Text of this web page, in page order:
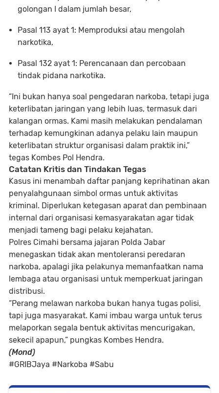
golongan I dalam jumlah besar,
Pasal 113 ayat 1: Memproduksi atau mengolah
narkotika,
Pasal 132 ayat 1: Perencanaan dan percobaan
tindak pidana narkotika.
“Ini bukan hanya soal pengedaran narkoba, tetapi juga
keterlibatan jaringan yang lebih luas, termasuk dari
kalangan ormas. Kami masih melakukan pendalaman
terhadap kemungkinan adanya pelaku lain maupun
keterlibatan struktur organisasi dalam praktik ini,”
tegas Kombes Pol Hendra.
Catatan Kritis dan Tindakan Tegas
Kasus ini menambah daftar panjang keprihatinan akan
penyalahgunaan simbol ormas untuk aktivitas
kriminal. Diperlukan ketegasan aparat dan pembinaan
internal dari organisasi kemasyarakatan agar tidak
menjadi tameng bagi pelaku kejahatan.
Polres Cimahi bersama jajaran Polda Jabar
menegaskan tidak akan mentoleransi peredaran
narkoba, apalagi jika pelakunya memanfaatkan nama
lembaga atau organisasi untuk memperkuat jaringan
distribusi.
“Perang melawan narkoba bukan hanya tugas polisi,
tapi juga masyarakat. Kami imbau warga untuk terus
melaporkan segala bentuk aktivitas mencurigakan,
sekecil apapun,” pungkas Kombes Hendra.
(Mond)
#GRIBJaya #Narkoba #Sabu